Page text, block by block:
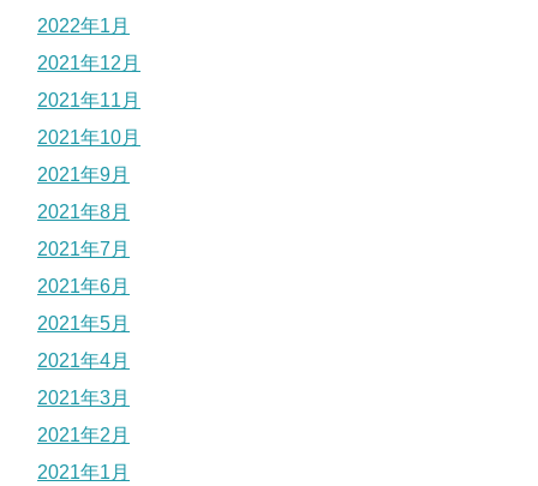
2022年1月
2021年12月
2021年11月
2021年10月
2021年9月
2021年8月
2021年7月
2021年6月
2021年5月
2021年4月
2021年3月
2021年2月
2021年1月